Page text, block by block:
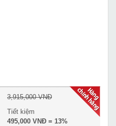
3,915,000 VNĐ
Tiết kiệm
495,000 VNĐ = 13%